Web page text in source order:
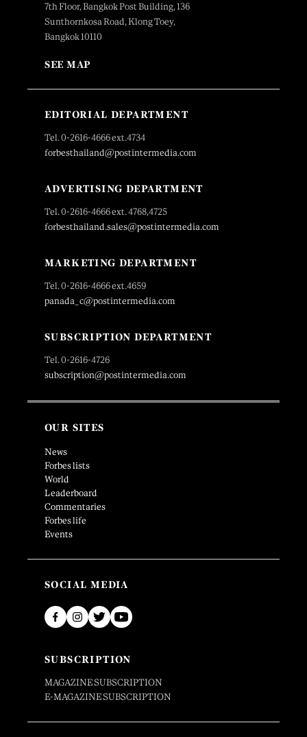
7th Floor, Bangkok Post Building, 136
Sunthornkosa Road, Klong Toey,
Bangkok 10110
SEE MAP
EDITORIAL DEPARTMENT
Tel. 0-2616-4666 ext.4734
forbesthailand@postintermedia.com
ADVERTISING DEPARTMENT
Tel. 0-2616-4666 ext. 4768,4725
forbesthailand.sales@postintermedia.com
MARKETING DEPARTMENT
Tel. 0-2616-4666 ext.4659
panada_c@postintermedia.com
SUBSCRIPTION DEPARTMENT
Tel. 0-2616-4726
subscription@postintermedia.com
OUR SITES
News
Forbes lists
World
Leaderboard
Commentaries
Forbes life
Events
SOCIAL MEDIA
SUBSCRIPTION
MAGAZINE SUBSCRIPTION
E-MAGAZINE SUBSCRIPTION